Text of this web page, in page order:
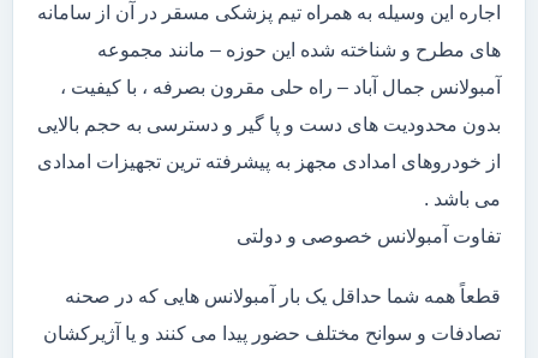
اجاره این وسیله به همراه تیم پزشکی مسقر در آن از سامانه
های مطرح و شناخته شده این حوزه – مانند مجموعه
آمبولانس جمال آباد – راه حلی مقرون بصرفه ، با کیفیت ،
بدون محدودیت های دست و پا گیر و دسترسی به حجم بالایی
از خودروهای امدادی مجهز به پیشرفته ترین تجهیزات امدادی
می باشد .
تفاوت آمبولانس خصوصی و دولتی
قطعاً همه شما حداقل یک بار آمبولانس هایی که در صحنه
تصادفات و سوانح مختلف حضور پیدا می کنند و یا آژیرکشان